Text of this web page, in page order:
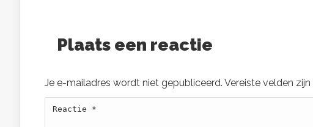
Plaats een reactie
Je e-mailadres wordt niet gepubliceerd. Vereiste velden